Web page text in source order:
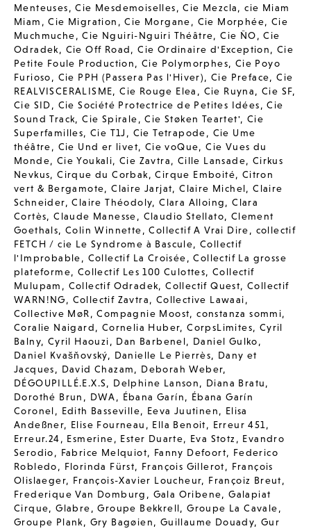
Menteuses,Cie Mesdemoiselles,Cie Mezcla,cie Miam
Miam ,Cie Migration ,Cie Morgane, Cie Morphée, Cie
Muchmuche,Cie Nguiri-Nguiri Théâtre,Cie ÑO,Cie
Odradek, Cie Off Road,Cie Ordinaire d'Exception,Cie
Petite Foule Production,Cie Polymorphes, Cie Poyo
Furioso, Cie PPH (Passera Pas l'Hiver),Cie Preface,Cie
REALVISCERALISME,Cie Rouge Elea , Cie Ruyna,Cie SF,
Cie SID, Cie Société Protectrice de Petites Idées,Cie
Sound Track,Cie Spirale,Cie Støken Teartet', Cie
Superfamilles,Cie T1J , Cie Tetrapode, Cie Ume
théâtre, Cie Und er livet, Cie voQue,Cie Vues du
Monde, Cie Youkali,Cie Zavtra, Cille Lansade, Cirkus
Nevkus,Cirque du Corbak,Cirque Emboité, Citron
vert & Bergamote,Claire Jarjat,Claire Michel,Claire
Schneider,Claire Théodoly,Clara Alloing,Clara
Cortès,Claude Manesse, Claudio Stellato, Clement
Goethals,Colin Winnette,Collectif A Vrai Dire, collectif
FETCH / cie Le Syndrome à Bascule,Collectif
l'Improbable, Collectif La Croisée,Collectif La grosse
plateforme, Collectif Les 100 Culottes,Collectif
Mulupam , Collectif Odradek,Collectif Quest,Collectif
WARN!NG, Collectif Zavtra, Collective Lawaai,
Collective MøR,Compagnie Moost,constanza sommi,
Coralie Naigard, Cornelia Huber,CorpsLimites, Cyril
Balny, Cyril Haouzi, Dan Barbenel, Daniel Gulko,
Daniel Kvašňovský, Danielle Le Pierrès, Dany et
Jacques, David Chazam, Deborah Weber,
DÉGOUPILLÉ.E.X.S, Delphine Lanson, Diana Bratu,
Dorothé Brun , DWA, Ébana Garín, Ébana Garín
Coronel, Edith Basseville, Eeva Juutinen, Elisa
Andeßner, Elise Fourneau , Ella Benoit, Erreur 451,
Erreur.24, Esmerine, Ester Duarte, Eva Stotz , Evandro
Serodio, Fabrice Melquiot, Fanny Defoort, Federico
Robledo, Florinda Fürst, François Gillerot, François
Olislaeger, François-Xavier Loucheur, Françoiz Breut,
Frederique Van Domburg , Gala Oribene,Galapiat
Cirque,Glabre,Groupe Bekkrell,Groupe La Cavale,
Groupe Plank, Gry Bagøien, Guillaume Douady,Gur